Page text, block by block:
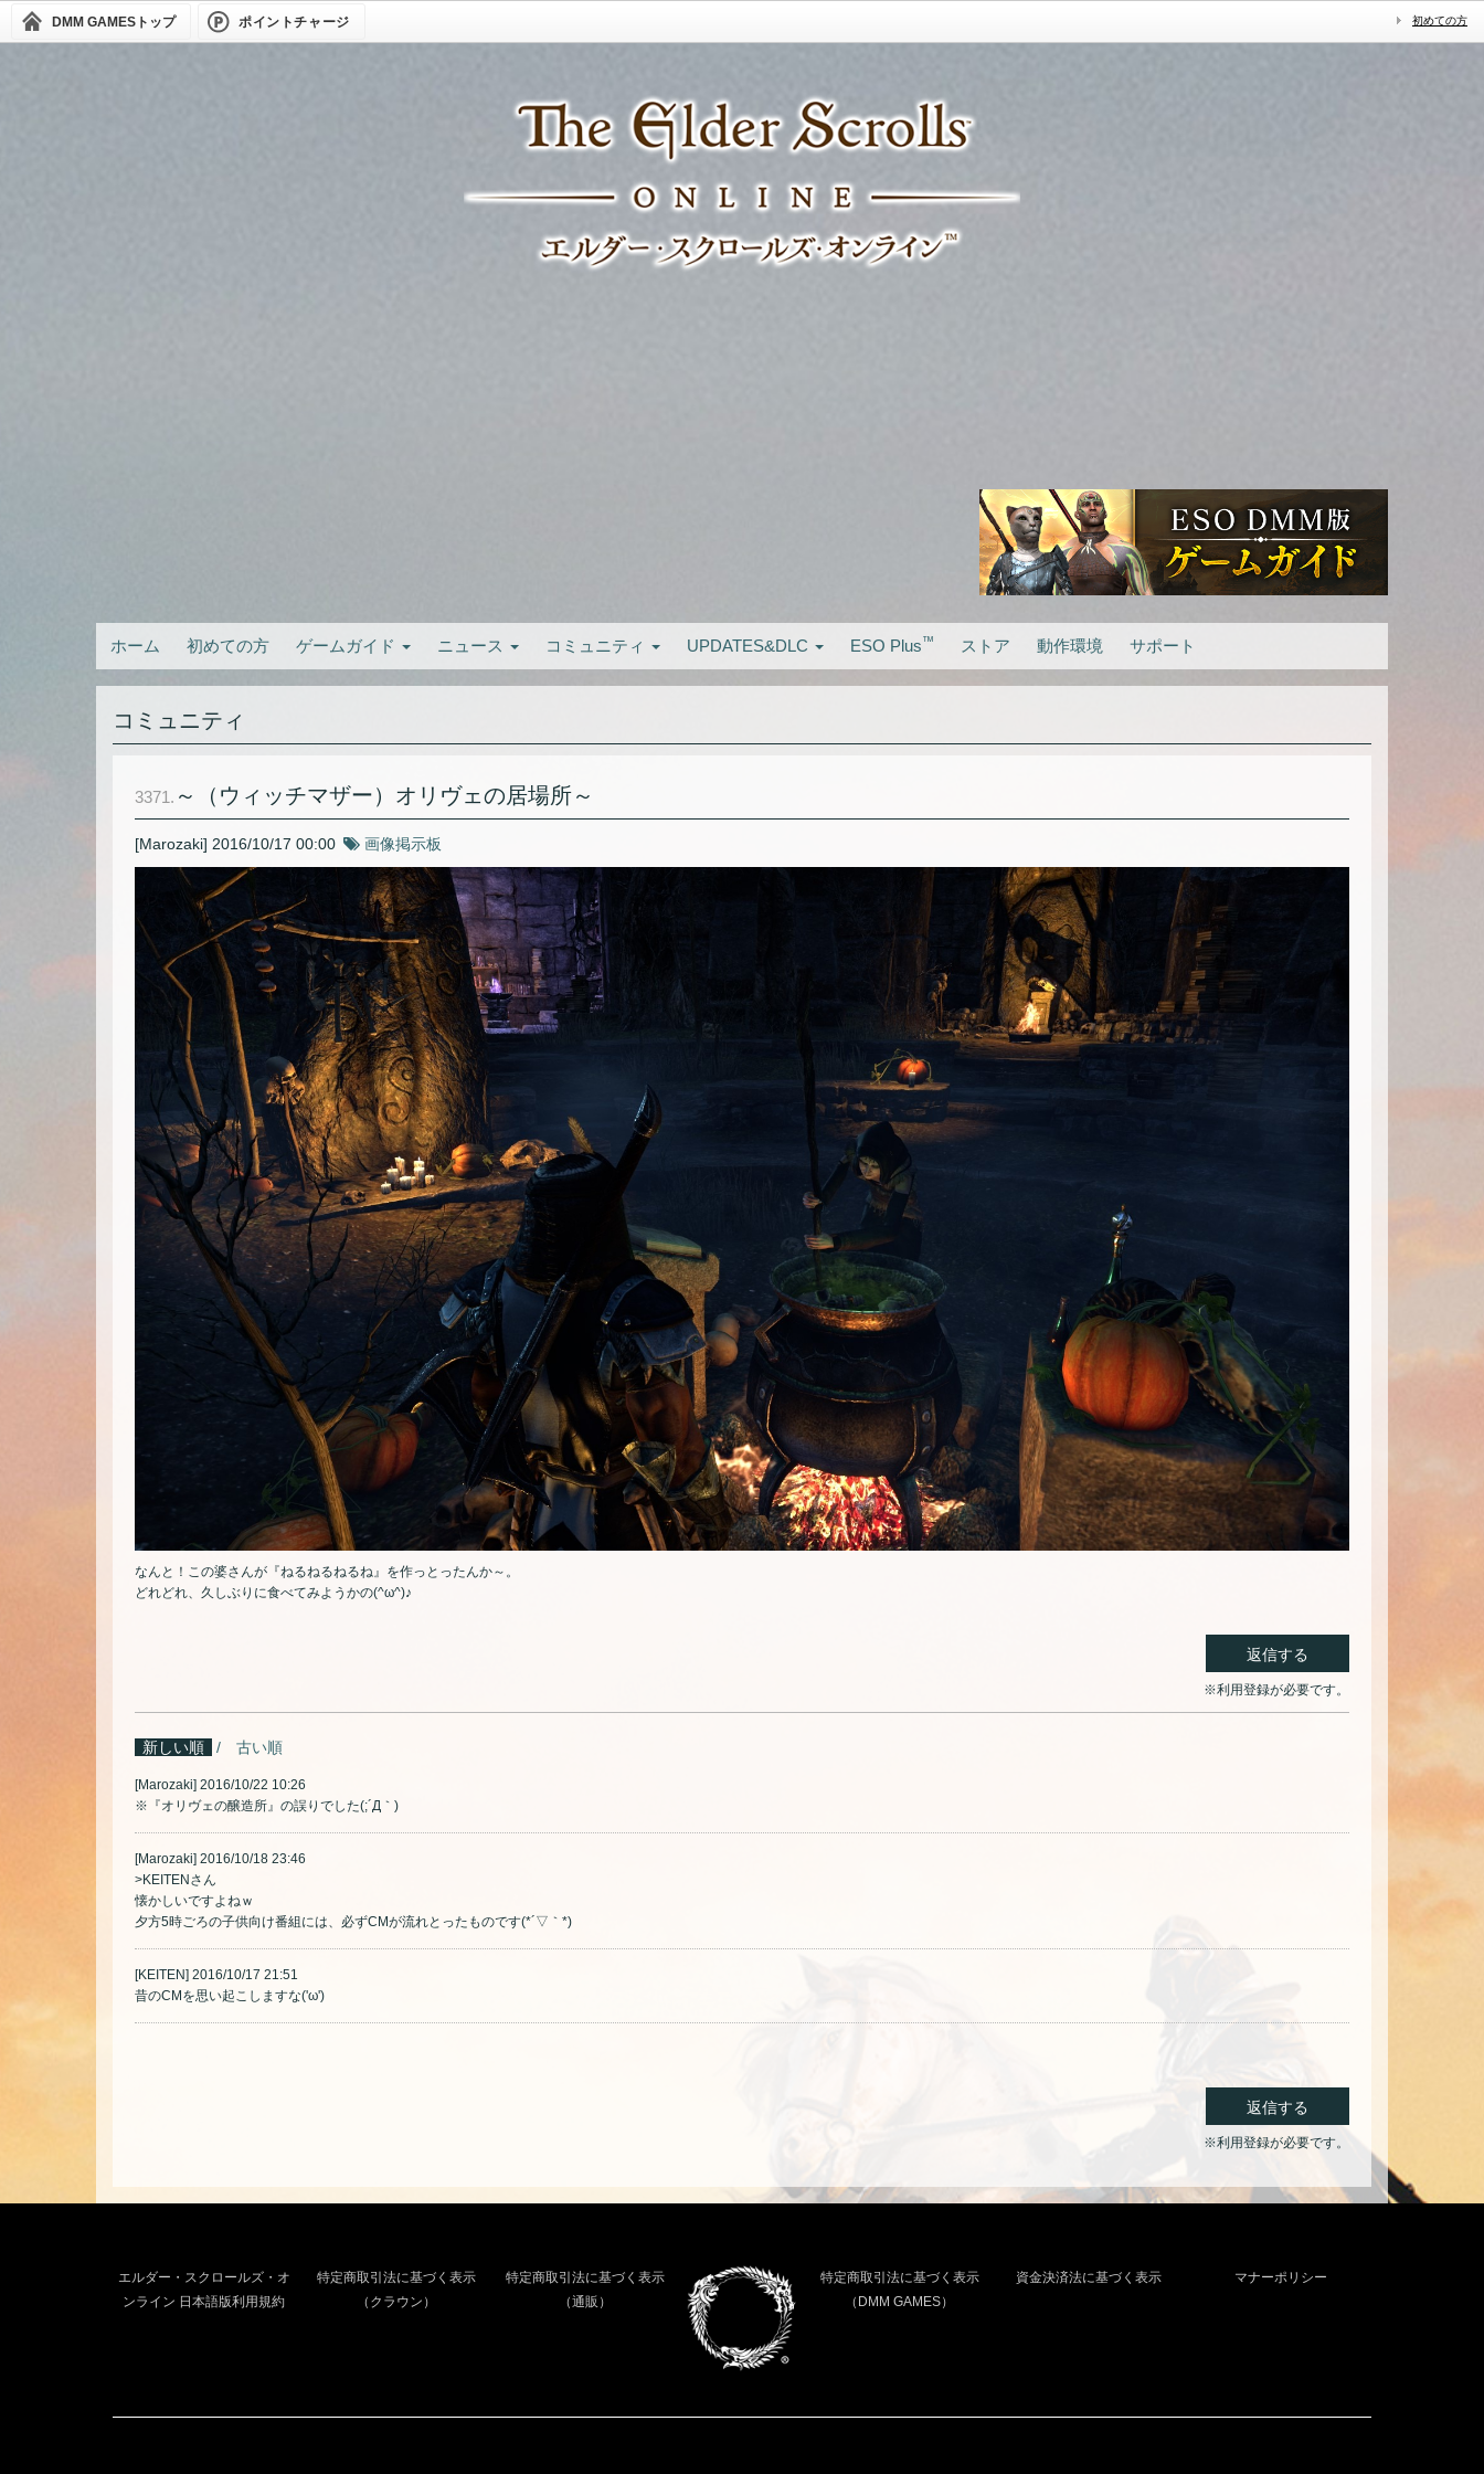
DMM GAMES トップ ポイントチャージ 初めての方
ホーム 初めての方 ゲームガイド ニュース コミュニティ UPDATES&DLC ESO Plus™ ストア 動作環境 サポート
コミュニティ
3371. ～（ウィッチマザー）オリヴェの居場所～
[Marozaki] 2016/10/17 00:00 画像掲示板
なんと！この婆さんが『ねるねるねるね』を作っとったんか～。
どれどれ、久しぶりに食べてみようかの(^ω^)♪
返信する
※利用登録が必要です。
新しい順 古い順
[Marozaki] 2016/10/22 10:26
※『オリヴェの醸造所』の誤りでした(;´Д｀)
[Marozaki] 2016/10/18 23:46
>KEITENさん
懐かしいですよねｗ
夕方5時ごろの子供向け番組には、必ずCMが流れとったものです(*´▽｀*)
[KEITEN] 2016/10/17 21:51
昔のCMを思い起こしますな('ω')
返信する
※利用登録が必要です。
エルダー・スクロールズ・オ
ンライン 日本語版利用規約
特定商取引法に基づく表示
（クラウン）
特定商取引法に基づく表示
（通販）
特定商取引法に基づく表示
（DMM GAMES）
資金決済法に基づく表示 マナーポリシー